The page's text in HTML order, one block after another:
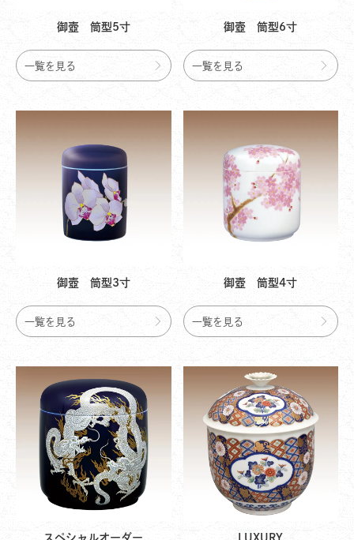
御壺 筒型6寸
一覧を見る
御壺 筒型5寸
一覧を見る
御壺 筒型4寸
一覧を見る
御壺 筒型3寸
一覧を見る
LUXURY
スペシャルオーダー